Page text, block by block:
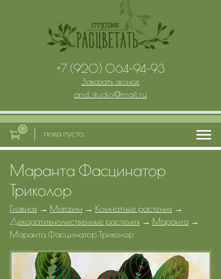
Маранта Фасцинатор
Триколор
Главная → Магазин → Комнатные растения →
Декоративнолиственные растения → Маранта →
Маранта Фасцинатор Триколор
+7 (920) 064-94-93
Заказать звонок
and_studio@mail.ru
0 пока пусто
Главная
Услуги
Портфолио
Цены